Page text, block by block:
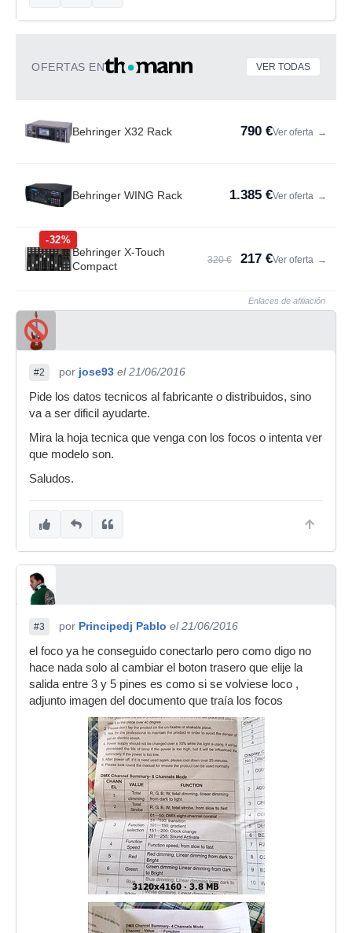
OFERTAS EN VER TODAS
Behringer X32 Rack 790 €Ver oferta →
Behringer WING Rack 1.385 €Ver oferta →
-32%
Behringer X-Touch
Compact
320 € 217 €Ver oferta →
Enlaces de afiliación
#2 por jose93 el 21/06/2016
Pide los datos tecnicos al fabricante o distribuidos, sino
va a ser dificil ayudarte.
Mira la hoja tecnica que venga con los focos o intenta ver
que modelo son.
Saludos.
#3 por Principedj Pablo el 21/06/2016
el foco ya he conseguido conectarlo pero como digo no
hace nada solo al cambiar el boton trasero que elije la
salida entre 3 y 5 pines es como si se volviese loco ,
adjunto imagen del documento que traía los focos